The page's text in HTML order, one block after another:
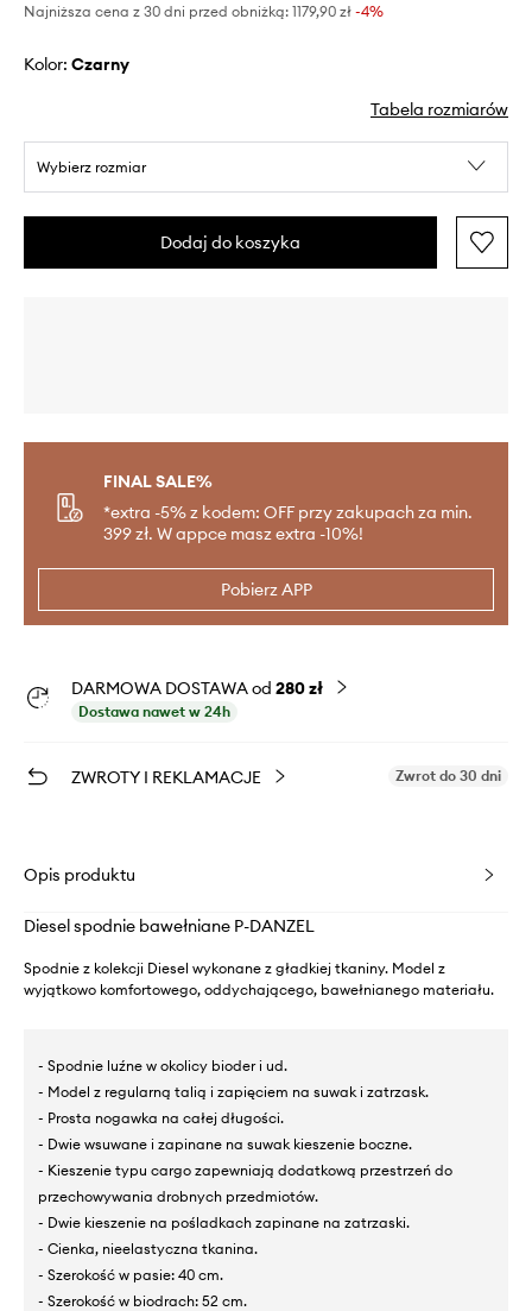
Najniższa cena z 30 dni przed obniżką: 1179,90 zł -4%
Kolor: czarny
Tabela rozmiarów
Wybierz rozmiar
Dodaj do koszyka
FINAL SALE%
*extra -5% z kodem: OFF przy zakupach za min.
399 zł. W appce masz extra -10%!
Pobierz APP
DARMOWA DOSTAWA od 280 zł
Dostawa nawet w 24h
ZWROTY I REKLAMACJE Zwrot do 30 dni
Opis produktu
Diesel spodnie bawełniane P-DANZEL
Spodnie z kolekcji Diesel wykonane z gładkiej tkaniny. Model z
wyjątkowo komfortowego, oddychającego, bawełnianego materiału.
- Spodnie luźne w okolicy bioder i ud.
- Model z regularną talią i zapięciem na suwak i zatrzask.
- Prosta nogawka na całej długości.
- Dwie wsuwane i zapinane na suwak kieszenie boczne.
- Kieszenie typu cargo zapewniają dodatkową przestrzeń do
przechowywania drobnych przedmiotów.
- Dwie kieszenie na pośladkach zapinane na zatrzaski.
- Cienka, nieelastyczna tkanina.
- Szerokość w pasie: 40 cm.
- Szerokość w biodrach: 52 cm.